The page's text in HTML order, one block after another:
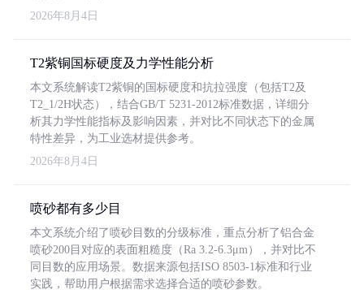
2026年8月4日
T2紫铜国标硬度及力学性能分析
本文系统解读T2紫铜的国标硬度和抗拉强度（包括T2及
T2_1/2H状态），结合GB/T 5231-2012标准数据，详细分
析其力学性能指标及影响因素，并对比不同状态下的金属
特性差异，为工业选材提供参考。
2026年8月4日
喷砂都有多少目
本文系统介绍了喷砂目数的分级标准，重点分析了铝合金
喷砂200目对应的表面粗糙度（Ra 3.2-6.3μm），并对比不
同目数的应用场景。数据来源包括ISO 8503-1标准和行业
实践，帮助用户根据需求选择合适的喷砂参数。